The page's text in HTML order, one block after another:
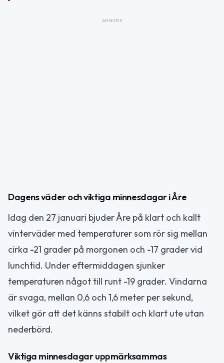
ANNONS
Dagens väder och viktiga minnesdagar i Åre
Idag den 27 januari bjuder Åre på klart och kallt
vinterväder med temperaturer som rör sig mellan
cirka -21 grader på morgonen och -17 grader vid
lunchtid. Under eftermiddagen sjunker
temperaturen något till runt -19 grader. Vindarna
är svaga, mellan 0,6 och 1,6 meter per sekund,
vilket gör att det känns stabilt och klart ute utan
nederbörd.
Viktiga minnesdagar uppmärksammas